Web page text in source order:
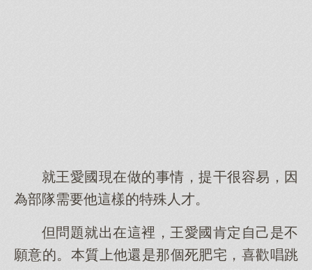
就王愛國現在做的事情，提干很容易，因
為部隊需要他這樣的特殊人才。
但問題就出在這裡，王愛國肯定自己是不
願意的。本質上他還是那個死肥宅，喜歡唱跳